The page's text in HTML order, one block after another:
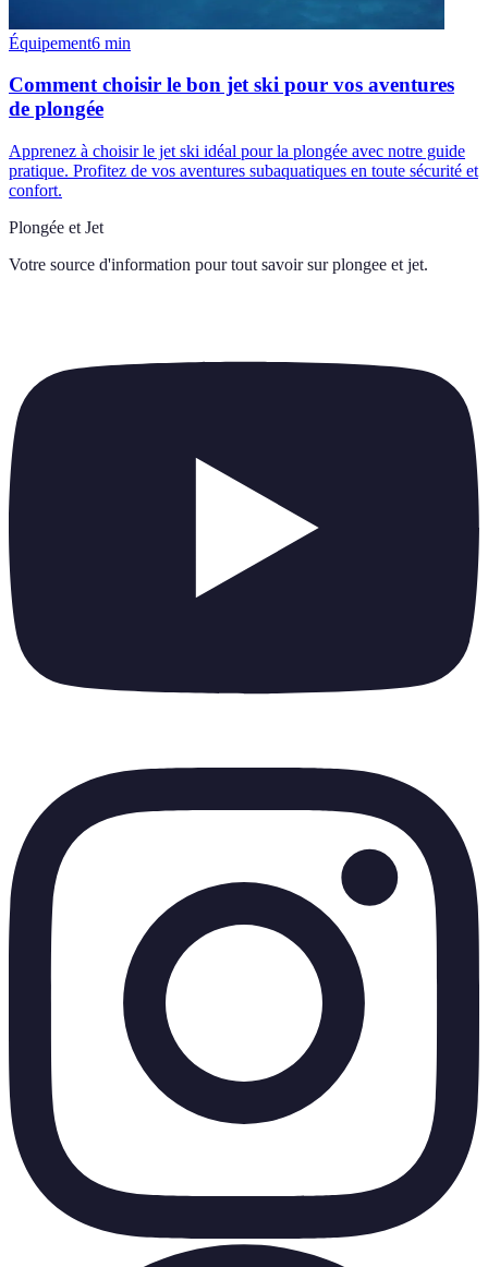
Équipement6 min
Comment choisir le bon jet ski pour vos aventures
de plongée
Apprenez à choisir le jet ski idéal pour la plongée avec notre guide
pratique. Profitez de vos aventures subaquatiques en toute sécurité et
confort.
Plongée et Jet
Votre source d'information pour tout savoir sur plongee et jet.